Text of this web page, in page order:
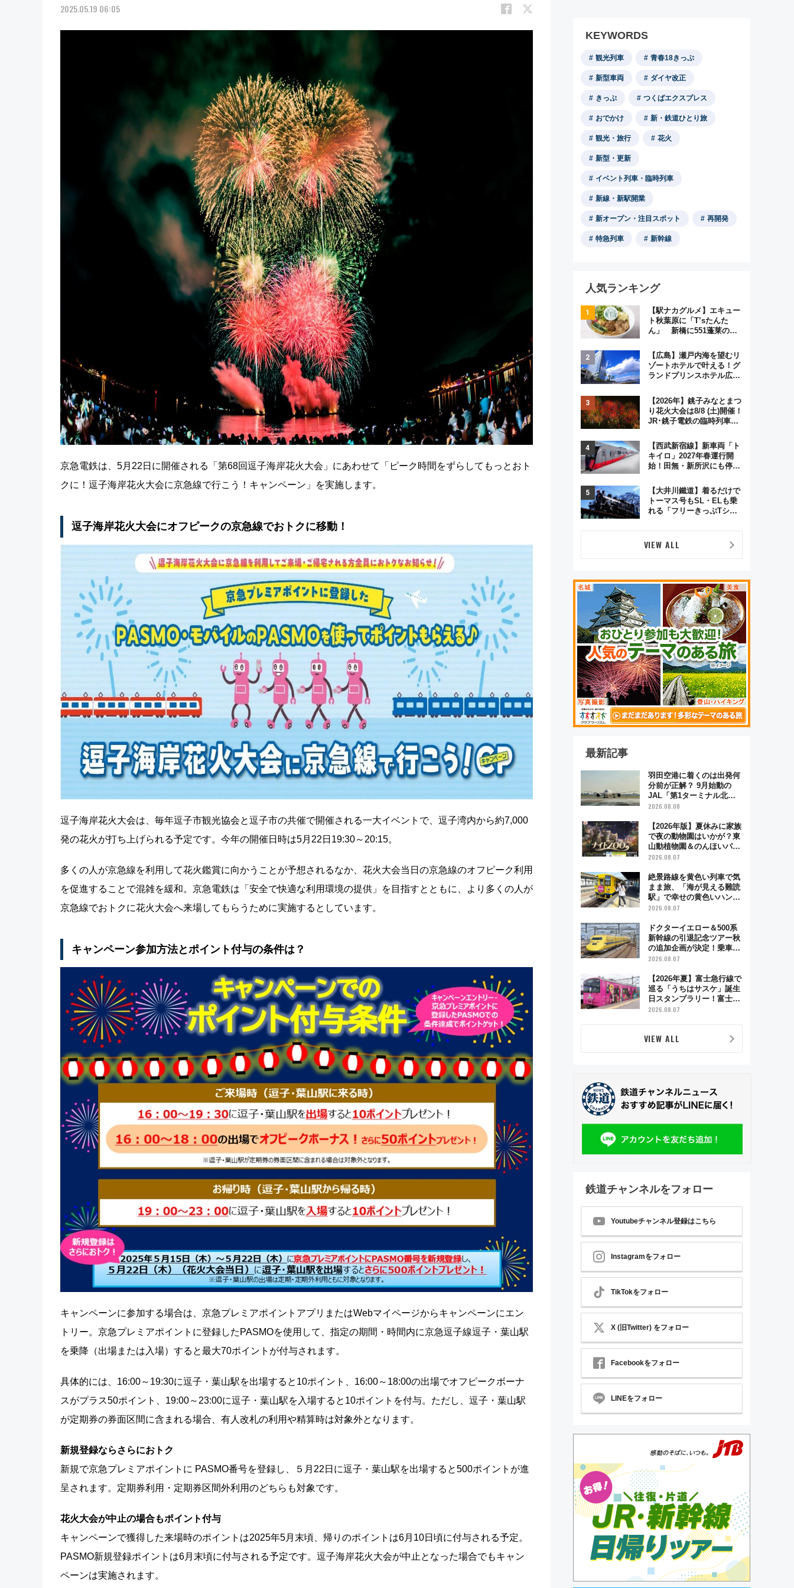
2025.05.19 06:05
京急電鉄は、5月22日に開催される「第68回逗子海岸花火大会」にあわせて「ピーク時間をずらしてもっとおト
クに！逗子海岸花火大会に京急線で行こう！キャンペーン」を実施します。
逗子海岸花火大会にオフピークの京急線でおトクに移動！
逗子海岸花火大会は、毎年逗子市観光協会と逗子市の共催で開催される一大イベントで、逗子湾内から約7,000
発の花火が打ち上げられる予定です。今年の開催日時は5月22日19:30～20:15。
多くの人が京急線を利用して花火鑑賞に向かうことが予想されるなか、花火大会当日の京急線のオフピーク利用
を促進することで混雑を緩和。京急電鉄は「安全で快適な利用環境の提供」を目指すとともに、より多くの人が
京急線でおトクに花火大会へ来場してもらうために実施するとしています。
キャンペーン参加方法とポイント付与の条件は？
キャンペーンに参加する場合は、京急プレミアポイントアプリまたはWebマイページからキャンペーンにエン
トリー。京急プレミアポイントに登録したPASMOを使用して、指定の期間・時間内に京急逗子線逗子・葉山駅
を乗降（出場または入場）すると最大70ポイントが付与されます。
具体的には、16:00～19:30に逗子・葉山駅を出場すると10ポイント、16:00～18:00の出場でオフピークボーナ
スがプラス50ポイント、19:00～23:00に逗子・葉山駅を入場すると10ポイントを付与。ただし、逗子・葉山駅
が定期券の券面区間に含まれる場合、有人改札の利用や精算時は対象外となります。
新規登録ならさらにおトク
新規で京急プレミアポイントに PASMO番号を登録し、５月22日に逗子・葉山駅を出場すると500ポイントが進
呈されます。定期券利用・定期券区間外利用のどちらも対象です。
花火大会が中止の場合もポイント付与
キャンペーンで獲得した来場時のポイントは2025年5月末頃、帰りのポイントは6月10日頃に付与される予定。
PASMO新規登録ポイントは6月末頃に付与される予定です。逗子海岸花火大会が中止となった場合でもキャン
ペーンは実施されます。
KEYWORDS
観光列車 青春18きっぷ
新型車両 ダイヤ改正
きっぷ つくばエクスプレス
おでかけ 新・鉄道ひとり旅
観光・旅行 花火
新型・更新
イベント列車・臨時列車
新線・新駅開業
新オープン・注目スポット 再開発
特急列車 新幹線
人気ランキング
【駅ナカグルメ】エキュー
ト秋葉原に「T’sたんた
ん」 新橋に551蓬莱の
オムライス専門店「肉とた
まご」新グルメ続々登場！
【2026年8月】
【広島】瀬戸内海を望むリ
ゾートホテルで叶える！グ
ランドプリンスホテル広島
ジュアルパーティープラン
【2026年】銚子みなとまつ
り花火大会は8/8 (土)開催！
JR･銚子電鉄の臨時列車や
く8,000発の大迫力＆屋台
を満喫
【西武新宿線】新車両「ト
キイロ」2027年春運行開
始！田無・新所沢にも停
弾」も
【大井川鐵道】着るだけで
トーマス号もSL・ELも乗
れる「フリーきっぷTシャ
VIEW ALL
最新記事
羽田空港に着くのは出発何
分前が正解？ 9月始動の
JAL「第1ターミナル北側
サテライト」は徒歩1キロ
点まとめ
2026.08.08
【2026年版】夏休みに家族
で夜の動物園はいかが？東
山動植物園＆のんほいパー
ク「ナイトZOO」開催情報
2026.08.07
絶景路線を黄色い列車で気
まま旅、「海が見える難読
駅」で幸せの黄色いハンカ
チに願いを 「新・鉄道ひ
「島原鉄道」
2026.08.07
ドクターイエロー＆500系
新幹線の引退記念ツアー秋
の追加企画が決定！乗車体
験やグッズ・ホテル情報ま
2026.08.07
【2026年夏】富士急行線で
巡る「うちはサスケ」誕生
日スタンプラリー！富士急
ハイランド限定グルメ＆グ
2026.08.07
VIEW ALL
鉄道チャンネルをフォロー
Youtubeチャンネル登録はこちら
Instagramをフォロー
TikTokをフォロー
X (旧Twitter) をフォロー
Facebookをフォロー
LINEをフォロー